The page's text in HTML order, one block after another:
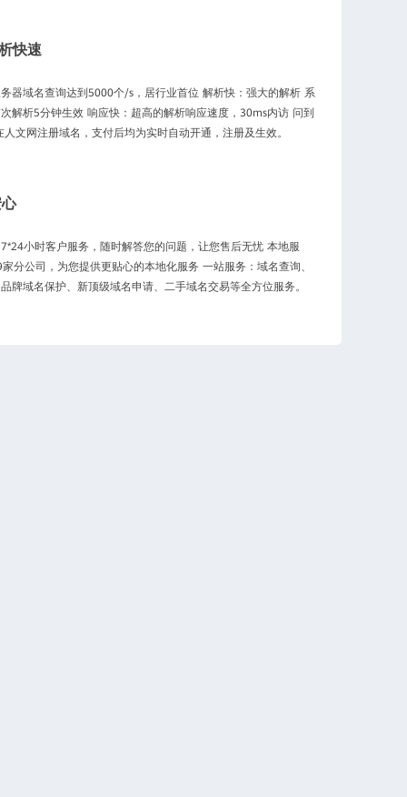
快速
器域名查询达到5000个/s，居行业首位 解析快：强大的解析 系
解析5分钟生效 响应快：超高的解析响应速度，30ms内访 问到
文网注册域名，支付后均为实时自动开通，注册及生效。
小时客户服务，随时解答您的问题，让您售后无忧 本地服
分公司，为您提供更贴心的本地化服务 一站服务：域名查询、
牌域名保护、新顶级域名申请、二手域名交易等全方位服务。